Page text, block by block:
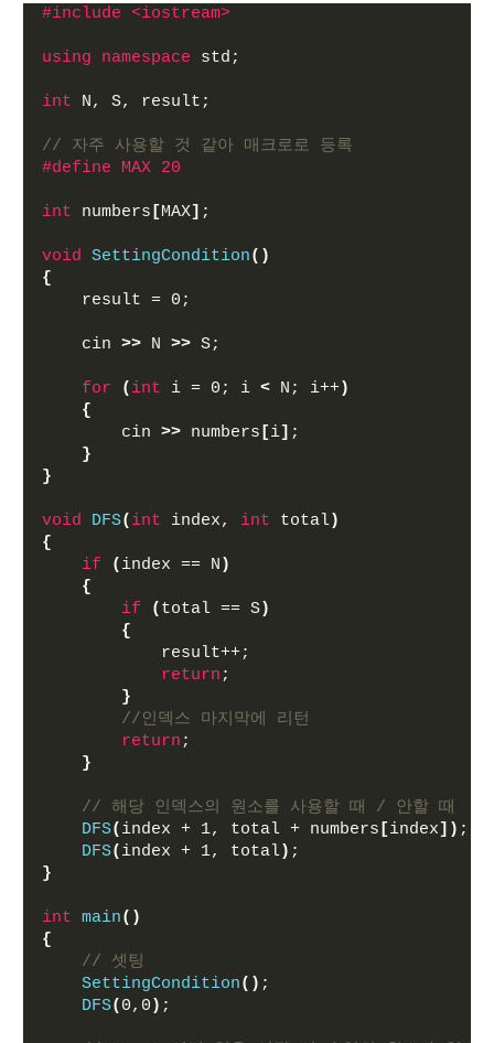
#include <iostream>
using namespace std;
int N, S, result;
// 자주 사용할 것 같아 매크로로 등록
#define MAX 20
int numbers [MAX] ;
void SettingCondition()
{
    result = 0;
    cin
>> N >> S;
for ( int i = 0; i < N; i++)
{
        cin
>> numbers [i] ;
}
}
void DFS( int index, int total)
{
if
( index == N )
{
if
( total == S)
{
            result++;
return;
}
//인덱스 마지막에 리턴
return;
}
// 해당 인덱스의 원소를 사용할 때 / 안할 때
DFS( index + 1, total + numbers [index]) ;
DFS( index + 1, total) ;
}
int main()
{
// 셋팅
SettingCondition() ;
DFS( 0,0 ) ;